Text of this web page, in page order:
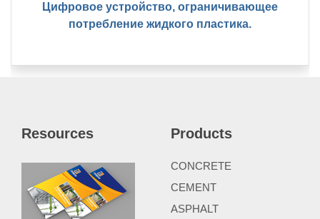
Цифровое устройство, ограничивающее
потребление жидкого пластика.
Resources Products
CONCRETE
CEMENT
ASPHALT